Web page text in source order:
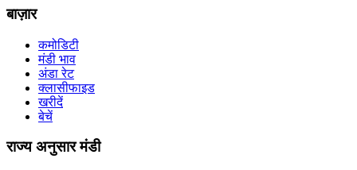
बाज़ार
कमोडिटी
मंडी भाव
अंडा रेट
क्लासीफाइड
खरीदें
बेचें
राज्य अनुसार मंडी